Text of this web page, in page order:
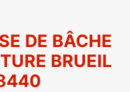
DE BÂCHE
BRUEIL